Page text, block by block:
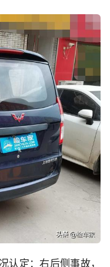
认定：右后侧事故，